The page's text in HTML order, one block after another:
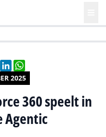
2025
EmailLinkedIn
360 speelt in
Agentic